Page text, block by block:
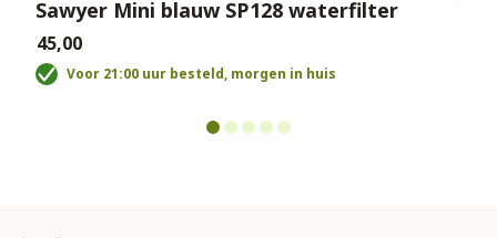
Sawyer Mini blauw SP128 waterfilter
€45,00
Voor 21:00 uur besteld, morgen in huis